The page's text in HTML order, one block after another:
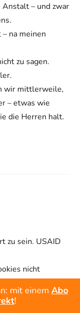
Anstalt – und zwar
na meinen
zu sagen.
wir mittlerweile,
– etwas wie
die Herren halt.
zu sein. USAID
nicht
mit einem Abo
!